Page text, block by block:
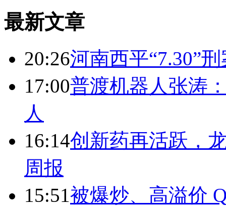
最新文章
20:26河南西平“7.30”
17:00普渡机器人张涛
人
16:14创新药再活跃，
周报
15:51被爆炒、高溢价